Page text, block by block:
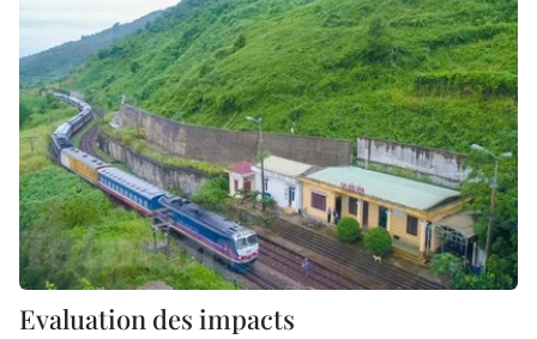
Evaluation des impacts